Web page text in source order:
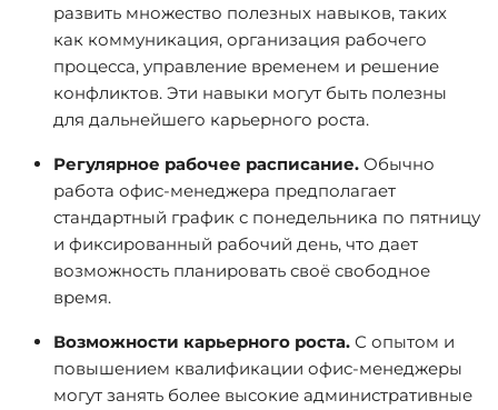
развить множество полезных навыков, таких
как коммуникация, организация рабочего
процесса, управление временем и решение
конфликтов. Эти навыки могут быть полезны
для дальнейшего карьерного роста.
Регулярное рабочее расписание. Обычно
работа офис-менеджера предполагает
стандартный график с понедельника по пятницу
и фиксированный рабочий день, что дает
возможность планировать своё свободное
время.
Возможности карьерного роста. С опытом и
повышением квалификации офис-менеджеры
могут занять более высокие административные